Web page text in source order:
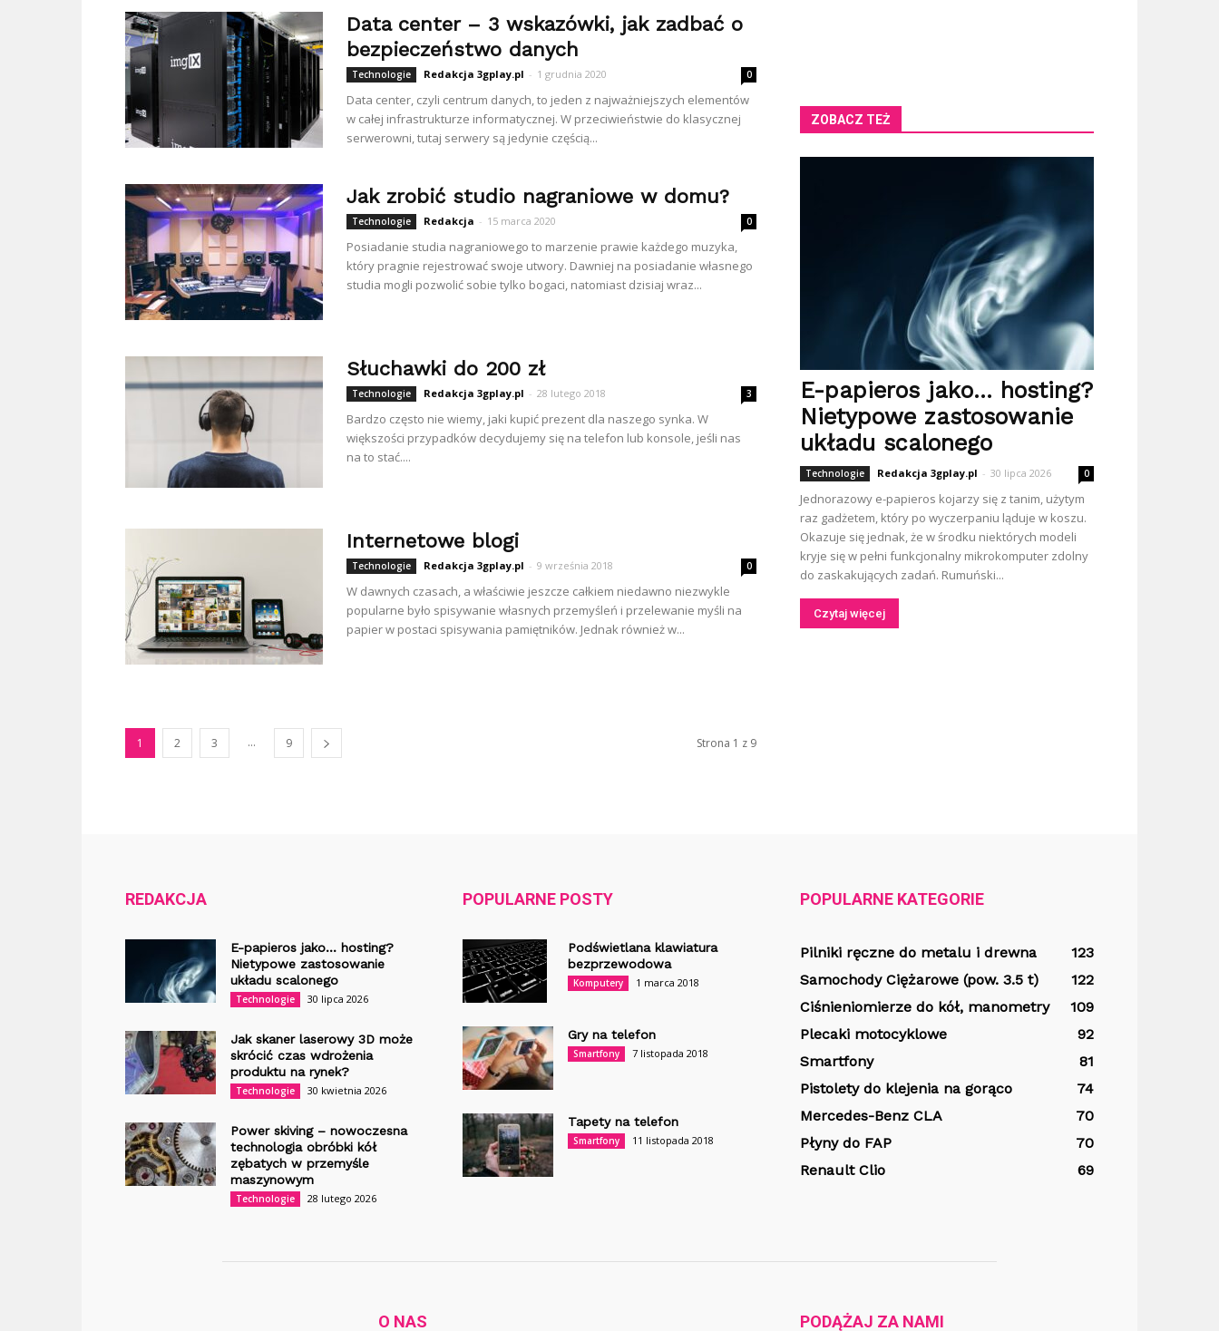
Data center – 3 wskazówki, jak zadbać o
bezpieczeństwo danych
Technologie Redakcja 3gplay.pl - 1 grudnia 2020 0
Data center, czyli centrum danych, to jeden z najważniejszych elementów
w całej infrastrukturze informatycznej. W przeciwieństwie do klasycznej
serwerowni, tutaj serwery są jedynie częścią...
Jak zrobić studio nagraniowe w domu?
Technologie Redakcja - 15 marca 2020 0
Posiadanie studia nagraniowego to marzenie prawie każdego muzyka,
który pragnie rejestrować swoje utwory. Dawniej na posiadanie własnego
studia mogli pozwolić sobie tylko bogaci, natomiast dzisiaj wraz...
Słuchawki do 200 zł
Technologie Redakcja 3gplay.pl - 28 lutego 2018 3
Bardzo często nie wiemy, jaki kupić prezent dla naszego synka. W
większości przypadków decydujemy się na telefon lub konsole, jeśli nas
na to stać....
Internetowe blogi
Technologie Redakcja 3gplay.pl - 9 września 2018 0
W dawnych czasach, a właściwie jeszcze całkiem niedawno niezwykle
popularne było spisywanie własnych przemyśleń i przelewanie myśli na
papier w postaci spisywania pamiętników. Jednak również w...
1 2 3 ... 9 Strona 1 z 9
ZOBACZ TEŻ
E-papieros jako… hosting?
Nietypowe zastosowanie
układu scalonego
Technologie Redakcja 3gplay.pl - 30 lipca 2026 0
Jednorazowy e-papieros kojarzy się z tanim, użytym
raz gadżetem, który po wyczerpaniu ląduje w koszu.
Okazuje się jednak, że w środku niektórych modeli
kryje się w pełni funkcjonalny mikrokomputer zdolny
do zaskakujących zadań. Rumuński...
Czytaj więcej
REDAKCJA
E-papieros jako… hosting?
Nietypowe zastosowanie
układu scalonego
Technologie 30 lipca 2026
Jak skaner laserowy 3D może
skrócić czas wdrożenia
produktu na rynek?
Technologie 30 kwietnia 2026
Power skiving – nowoczesna
technologia obróbki kół
zębatych w przemyśle
maszynowym
Technologie 28 lutego 2026
POPULARNE POSTY
Podświetlana klawiatura
bezprzewodowa
Komputery 1 marca 2018
Gry na telefon
Smartfony 7 listopada 2018
Tapety na telefon
Smartfony 11 listopada 2018
POPULARNE KATEGORIE
Pilniki ręczne do metalu i drewna
123
Samochody Ciężarowe (pow. 3.5 t)
122
Ciśnieniomierze do kół, manometry
109
Plecaki motocyklowe
92
Smartfony
81
Pistolety do klejenia na gorąco
74
Mercedes-Benz CLA
70
Płyny do FAP
70
Renault Clio
69
O NAS PODĄŻAJ ZA NAMI